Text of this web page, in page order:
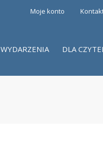
Moje konto
WYDARZENIA DLA